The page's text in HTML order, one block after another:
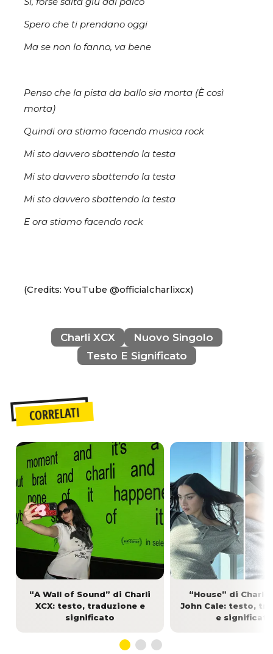
Spero che ti prendano oggi
Ma se non lo fanno, va bene
Penso che la pista da ballo sia morta (È così
morta)
Quindi ora stiamo facendo musica rock
Mi sto davvero sbattendo la testa
Mi sto davvero sbattendo la testa
Mi sto davvero sbattendo la testa
E ora stiamo facendo rock
(Credits: YouTube @officialcharlixcx)
Charli XCX
Nuovo Singolo
Testo E Significato
CORRELATI
“A Wall of Sound” di Charli
XCX: testo, traduzione e
significato
“House” di Charli
John Cale: testo,
e significato